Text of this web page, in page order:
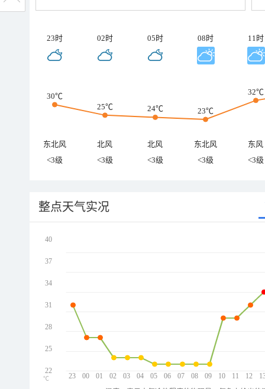
23时 02时 05时 08时 11时
30℃
25℃
24℃ 23℃
32℃
东北风 北风 北风 东北风
东风
<3级
<3级 <3级 <3级 <3级
整点天气实况
23 00 01 02 03 04 05 06 07 08 09 10 11 12
40
37
34
31
28
25
22
℃